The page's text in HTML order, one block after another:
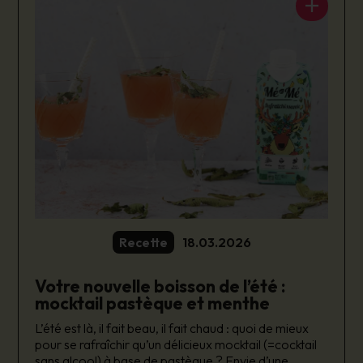
Recette 18.03.2026
Votre nouvelle boisson de l’été :
mocktail pastèque et menthe
L’été est là, il fait beau, il fait chaud : quoi de mieux
pour se rafraîchir qu’un délicieux mocktail (=cocktail